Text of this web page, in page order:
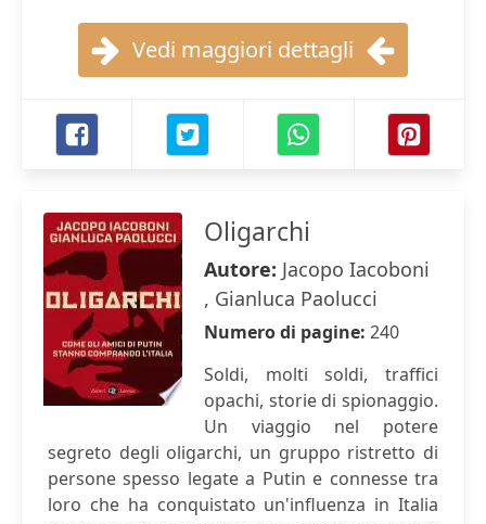
Vedi maggiori dettagli
Oligarchi
Autore: Jacopo Iacoboni
, Gianluca Paolucci
Numero di pagine: 240
Soldi, molti soldi, traffici
opachi, storie di spionaggio.
Un viaggio nel potere
segreto degli oligarchi, un gruppo ristretto di
persone spesso legate a Putin e connesse tra
loro che ha conquistato un'influenza in Italia